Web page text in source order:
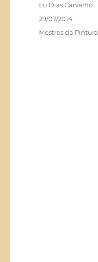
Autor
Lu Dias Carvalho
Publicado
em
29/07/2014
Categorias
Mestres da Pintura